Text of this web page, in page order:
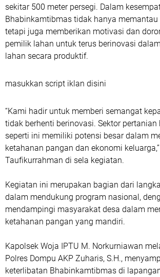
sekitar 500 meter persegi. Dalam
Bhabinkamtibmas tidak hanya
tetapi juga memberikan motivasi dan
pemilik lahan untuk terus berinovasi
lahan secara produktif.
masukkan script iklan disini
“Kami hadir untuk memberi semangat
tidak berhenti berinovasi. Sektor
seperti ini memiliki potensi besar dalam
ketahanan pangan dan ekonomi
Taufikurrahman di sela kegiatan.
Kegiatan ini merupakan bagian dari
dalam mendukung program nasional,
mendampingi masyarakat desa dalam
ketahanan pangan yang mandiri.
Kapolsek Woja IPTU M. Norkurniawan
Polres Dompu AKP Zuharis, S.H.,
keterlibatan Bhabinkamtibmas di